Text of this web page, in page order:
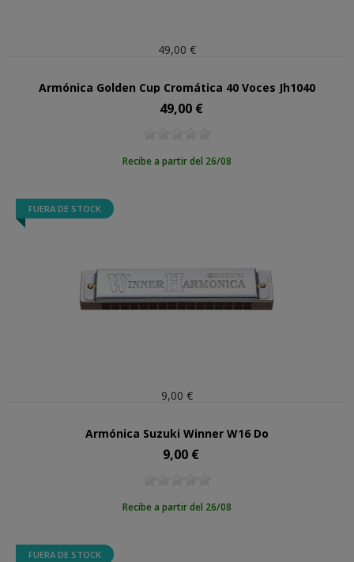
49,00 €
Armónica Golden Cup Cromática 40 Voces Jh1040
Precio
49,00 €
Recibe a partir del 26/08
FUERA DE STOCK
9,00 €
Armónica Suzuki Winner W16 Do
Precio
9,00 €
Recibe a partir del 26/08
FUERA DE STOCK